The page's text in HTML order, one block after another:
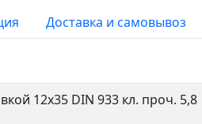
Доставка и самовывоз
12x35 DIN 933 кл. проч. 5,8